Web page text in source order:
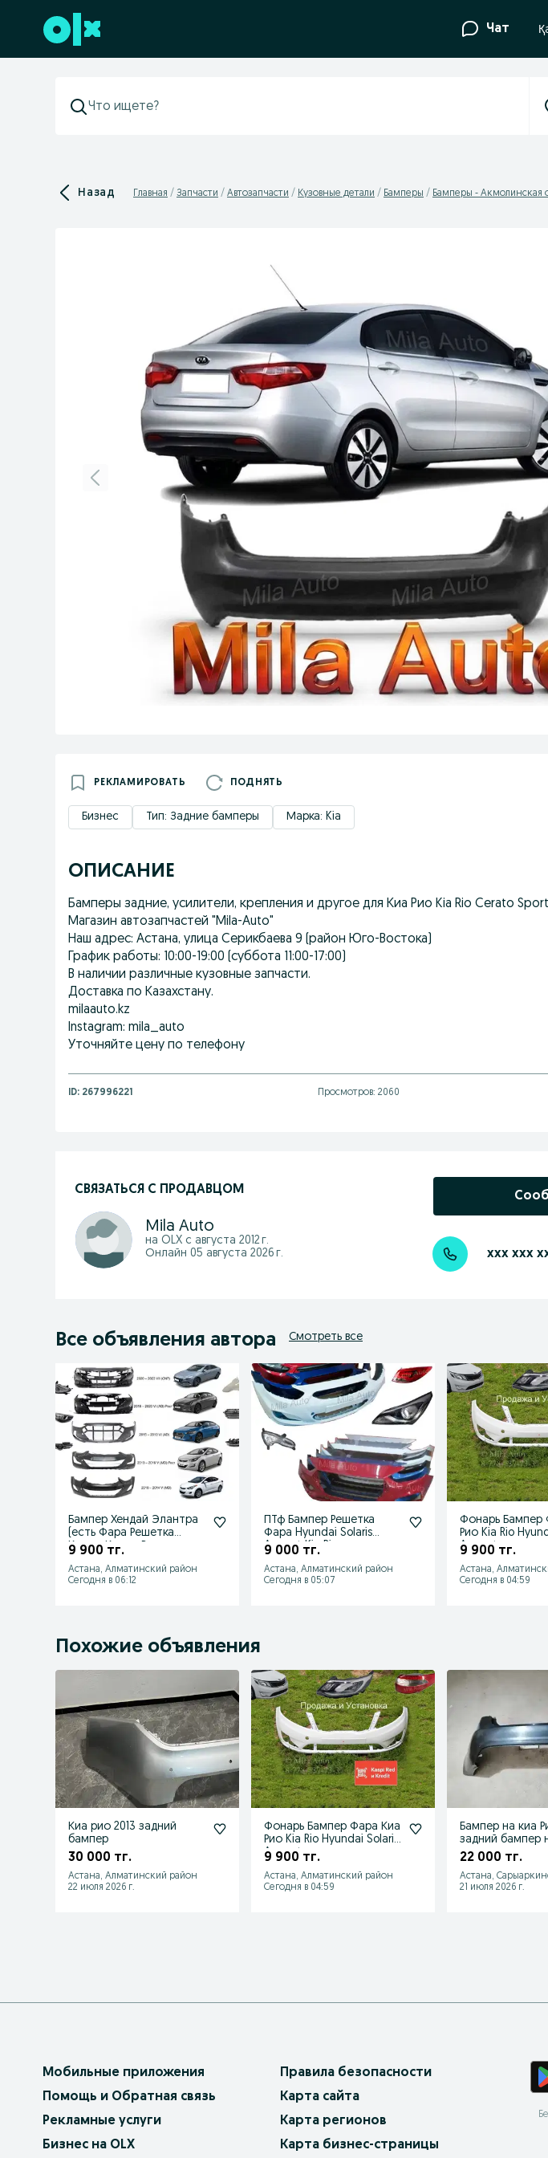
Перейти к нижнему колонтитулу Чат
Назад Главная Запчасти Автозапчасти Кузовные детали Бамперы Бамперы - Акмолинская
РЕКЛАМИРОВАТЬ ПОДНЯТЬ
Бизнес Тип: Задние бамперы Марка: Kia
ОПИСАНИЕ
Бамперы задние, усилители, крепления и другое для Киа Рио Kia Rio Cerato
Магазин автозапчастей "Mila-Auto"
Наш адрес: Астана, улица Серикбаева 9 (район Юго-Востока)
График работы: 10:00-19:00 (суббота 11:00-17:00)
В наличии различные кузовные запчасти.
Доставка по Казахстану.
milaauto.kz
Instagram: mila_auto
Уточняйте цену по телефону
ID: 267996221 Просмотров: 2060
СВЯЗАТЬСЯ С ПРОДАВЦОМ
Mila Auto
на OLX с августа 2012 г.
Онлайн 05 августа 2026 г.
xxx xxx
Все объявления автора Смотреть все
Бампер Хендай Элантра
(есть Фара Решетка
Крыло Капот Вентилятор
9 900 тг.
Астана, Алматинский район
Сегодня в 06:12
ПТф Бампер Решетка
Фара Hyundai Solaris
Accent Kia Rio
9 000 тг.
Астана, Алматинский район
Сегодня в 05:07
Фонарь Бампер
Рио Kia Rio
Accent
9 900 тг.
Астана,
Сегодня в 04:59
Похожие объявления
Киа рио 2013 задний
бампер
30 000 тг.
Астана, Алматинский район
22 июля 2026 г.
Фонарь Бампер Фара Киа
Рио Kia Rio Hyundai Solaris
Accent
9 900 тг.
Астана, Алматинский район
Сегодня в 04:59
Бампер на киа
задний бампер
22 000 тг.
Астана,
21 июля 2026 г.
Мобильные приложения
Помощь и Обратная связь
Рекламные услуги
Бизнес на OLX
Правила безопасности
Карта сайта
Карта регионов
Карта бизнес-страницы